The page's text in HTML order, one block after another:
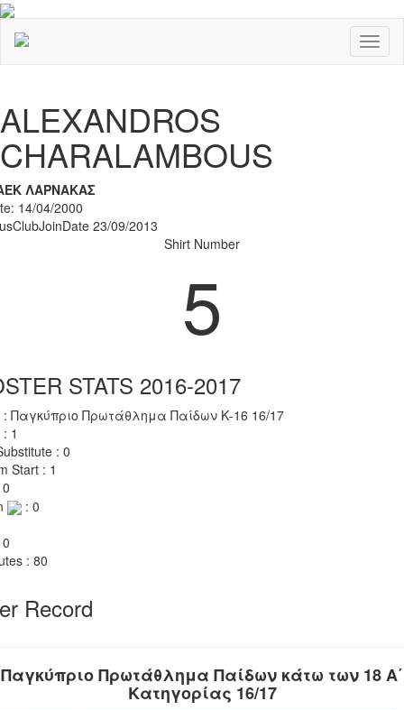
ALEXANDROS
CHARALAMBOUS
ΛΑΡΝΑΚΑΣ
14/04/2000
23/09/2013
Shirt Number
5
STATS 2016-2017
: Παγκύπριο Πρωτάθλημα Παίδων Κ-16 16/17
1
: 0
Start : 1
: 0
: 80
Record
Παγκύπριο Πρωτάθλημα Παίδων κάτω των 18 Α΄
Κατηγορίας 16/17